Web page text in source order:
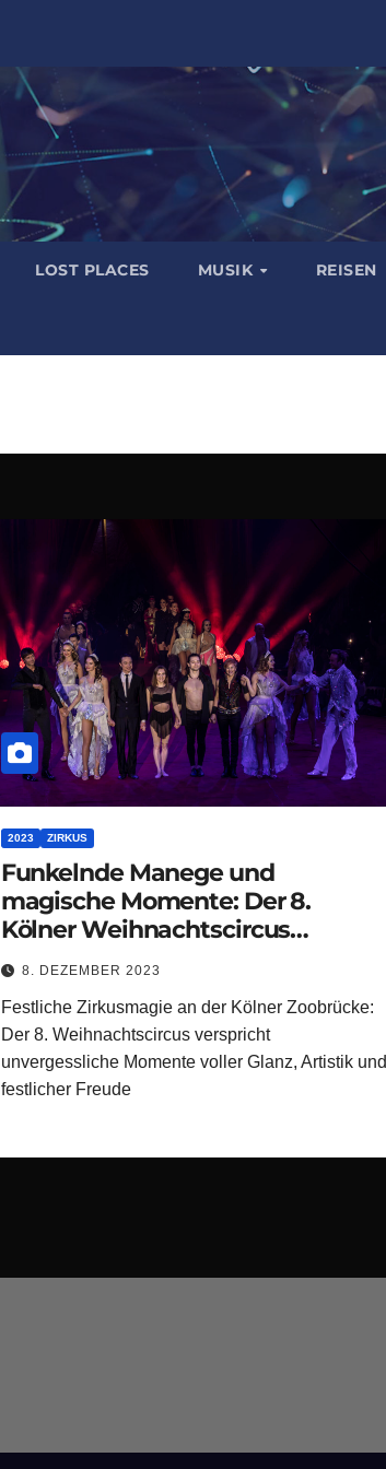
LOST PLACES MUSIK REISEN
2023 ZIRKUS
Funkelnde Manege und
magische Momente: Der 8.
Kölner Weihnachtscircus
verzaubert die Domstadt
8. DEZEMBER 2023
Festliche Zirkusmagie an der Kölner Zoobrücke:
Der 8. Weihnachtscircus verspricht
unvergessliche Momente voller Glanz, Artistik und
festlicher Freude